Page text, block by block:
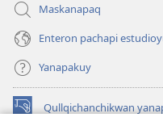
Maskanapaq
Enteron pachapi
Yanapakuy
Qullqichanchikwan
(abre